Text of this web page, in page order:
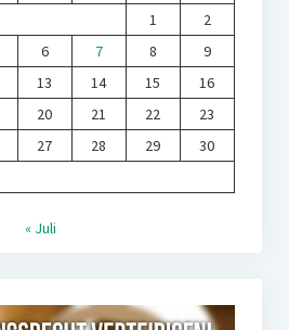
1
2
6 7 8
9
13 14 15
16
20 21 22
23
27 28 29
30
« Juli